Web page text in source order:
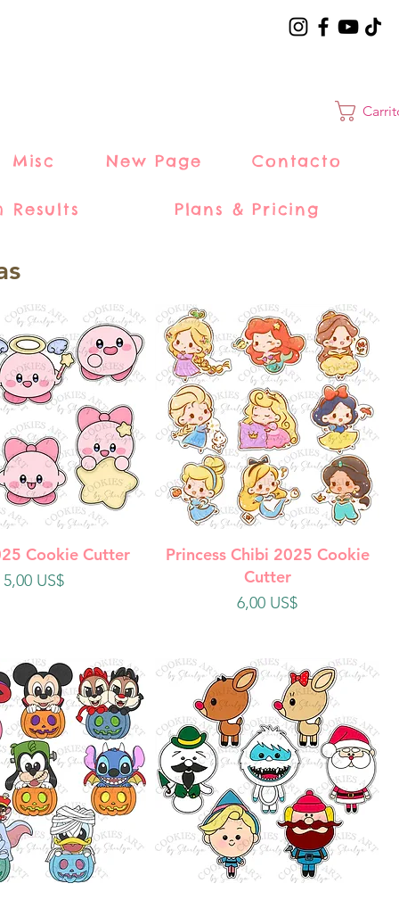
Misc New Page Contacto
Results Plans & Pricing
rápida
Cookie Cutter
Precio
5,00 US$
Vista rápida
Princess Chibi 2025 Cookie
Cutter
Precio
6,00 US$